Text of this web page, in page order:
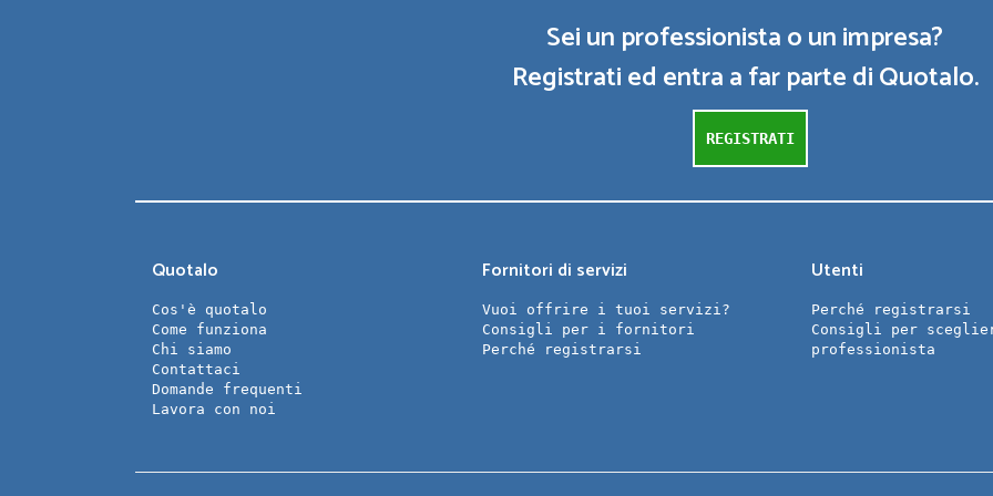
Sei un professionista o un impresa?
Registrati ed entra a far parte di Quotalo.
REGISTRATI
Quotalo
Cos'è quotalo
Come funziona
Chi siamo
Contattaci
Domande frequenti
Lavora con noi
Fornitori di servizi
Vuoi offrire i tuoi servizi?
Consigli per i fornitori
Perché registrarsi
Utenti
Perché registrarsi
Consigli per
professionista